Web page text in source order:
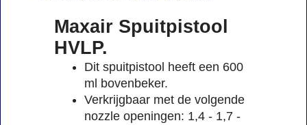
Maxair Spuitpistool
HVLP.
Dit spuitpistool heeft een 600
ml bovenbeker.
Verkrijgbaar met de volgende
nozzle openingen: 1,4 - 1,7 -